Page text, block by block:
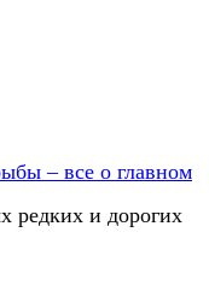
– все о главном
редких и дорогих